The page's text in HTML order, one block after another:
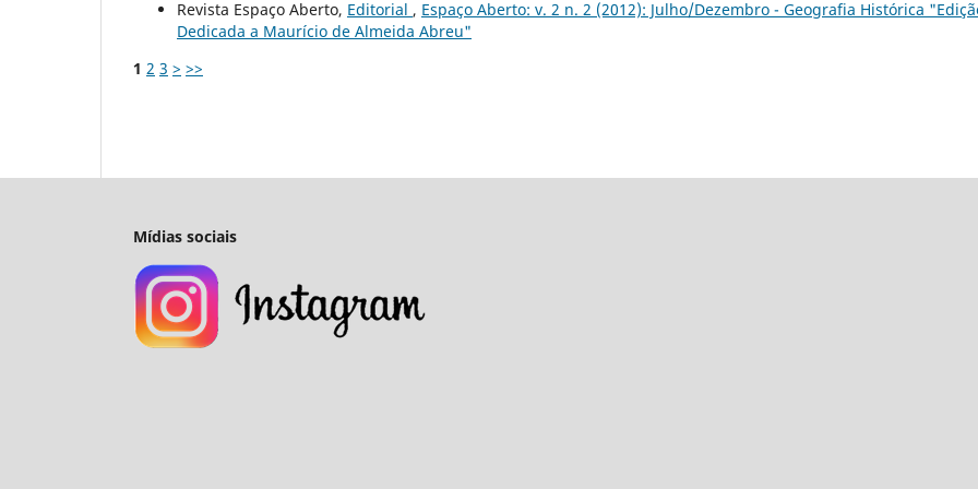
Revista Espaço Aberto, Editorial , Espaço Aberto: v. 2 n. 2 (2012): Julho/Dezembro - Geografia Histórica
Dedicada a Maurício de Almeida Abreu"
1 2 3 > >>
Mídias sociais